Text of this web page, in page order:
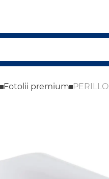
Fotolii premium PERILLO